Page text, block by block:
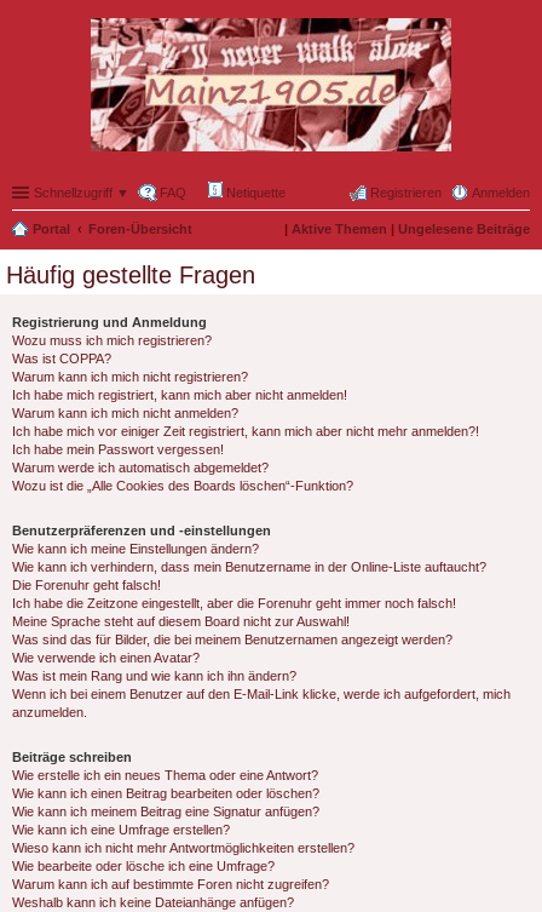
Schnellzugriff ▼ FAQ Netiquette Anmelden
Registrieren
Portal Foren-Übersicht | Aktive Themen | Ungelesene Beiträge
Häufig gestellte Fragen
Registrierung und Anmeldung
Wozu muss ich mich registrieren?
Was ist COPPA?
Warum kann ich mich nicht registrieren?
Ich habe mich registriert, kann mich aber nicht anmelden!
Warum kann ich mich nicht anmelden?
Ich habe mich vor einiger Zeit registriert, kann mich aber nicht mehr anmelden?!
Ich habe mein Passwort vergessen!
Warum werde ich automatisch abgemeldet?
Wozu ist die „Alle Cookies des Boards löschen“-Funktion?
Benutzerpräferenzen und -einstellungen
Wie kann ich meine Einstellungen ändern?
Wie kann ich verhindern, dass mein Benutzername in der Online-Liste auftaucht?
Die Forenuhr geht falsch!
Ich habe die Zeitzone eingestellt, aber die Forenuhr geht immer noch falsch!
Meine Sprache steht auf diesem Board nicht zur Auswahl!
Was sind das für Bilder, die bei meinem Benutzernamen angezeigt werden?
Wie verwende ich einen Avatar?
Was ist mein Rang und wie kann ich ihn ändern?
Wenn ich bei einem Benutzer auf den E-Mail-Link klicke, werde ich aufgefordert, mich
anzumelden.
Beiträge schreiben
Wie erstelle ich ein neues Thema oder eine Antwort?
Wie kann ich einen Beitrag bearbeiten oder löschen?
Wie kann ich meinem Beitrag eine Signatur anfügen?
Wie kann ich eine Umfrage erstellen?
Wieso kann ich nicht mehr Antwortmöglichkeiten erstellen?
Wie bearbeite oder lösche ich eine Umfrage?
Warum kann ich auf bestimmte Foren nicht zugreifen?
Weshalb kann ich keine Dateianhänge anfügen?